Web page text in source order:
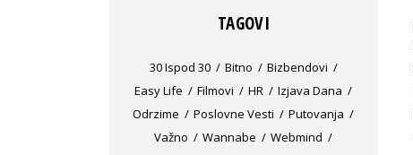
TAGOVI
30 Ispod 30 Bitno
Bizbendovi
Easy Life
Filmovi HR
Izjava Dana
Odrzime
Poslovne Vesti
Putovanja
Važno
Wannabe Webmind